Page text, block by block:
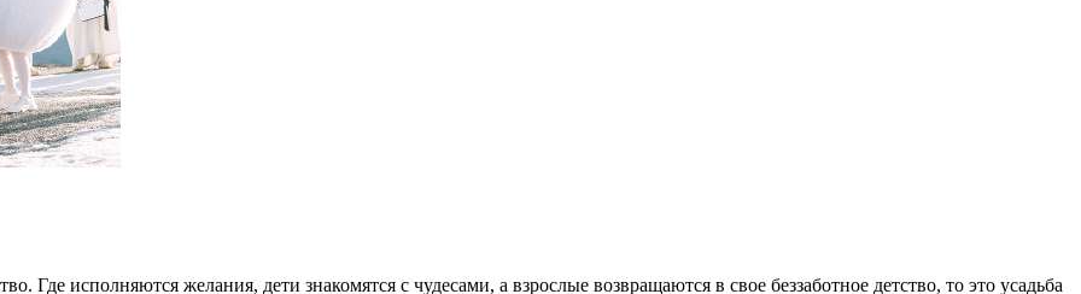
Где исполняются желания, дети знакомятся с чудесами, а взрослые возвращаются в свое беззаботное детство, то это усадьба